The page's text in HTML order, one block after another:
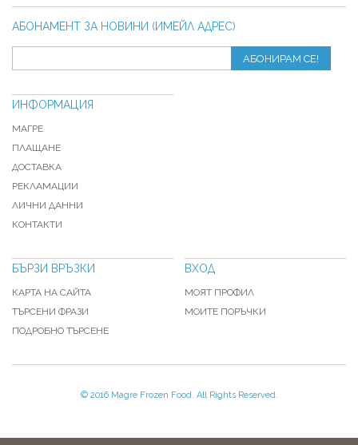
АБОНАМЕНТ ЗА НОВИНИ (ИМЕЙЛ АДРЕС)
АБОНИРАМ СЕ!
ИНФОРМАЦИЯ
МАГРЕ
ПЛАЩАНЕ
ДОСТАВКА
РЕКЛАМАЦИИ
ЛИЧНИ ДАННИ
КОНТАКТИ
БЪРЗИ ВРЪЗКИ
КАРТА НА САЙТА
ТЪРСЕНИ ФРАЗИ
ПОДРОБНО ТЪРСЕНЕ
ВХОД
МОЯТ ПРОФИЛ
МОИТЕ ПОРЪЧКИ
© 2016 Magre Frozen Food. All Rights Reserved.